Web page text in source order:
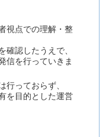
視点での理解・整
確認したうえで、
信を行っていきま
行っておらず、
を目的とした運営